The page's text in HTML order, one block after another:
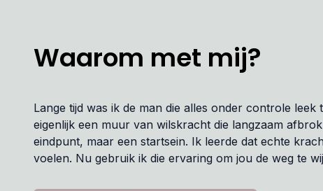
Waarom met mij?
Lange tijd was ik de man die alles onder controle
eigenlijk een muur van wilskracht die langzaam
eindpunt, maar een startsein. Ik leerde dat echte
voelen. Nu gebruik ik die ervaring om jou de weg te